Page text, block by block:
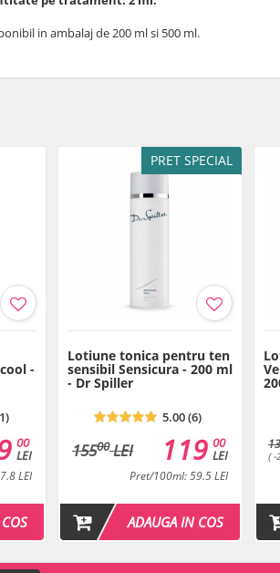
in ambalaj de 200 ml si 500 ml.
-
00
LEI
LEI
PRET SPECIAL
Lotiune tonica pentru ten
sensibil Sensicura - 200 ml
- Dr Spiller
5.00 (6)
15500LEI 00
LEI
119
Pret/100ml: 59.5 LEI
ADAUGA IN COS
( -